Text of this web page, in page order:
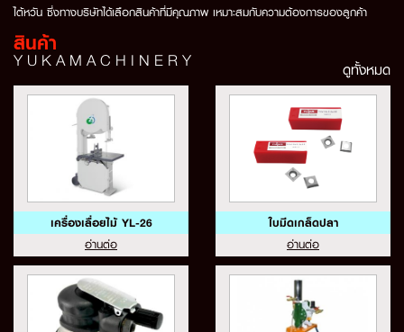
ไต้หวัน ซึ่งทางบริษัทได้เลือกสินค้าที่มีคุณภาพ เหมาะสมกับความต้องการของลูกค้า
สินค้า
YUKAMACHINERY ดูทั้งหมด
เครื่องเลื่อยไม้ YL-26
อ่านต่อ
ใบมีดเกล็ดปลา
อ่านต่อ